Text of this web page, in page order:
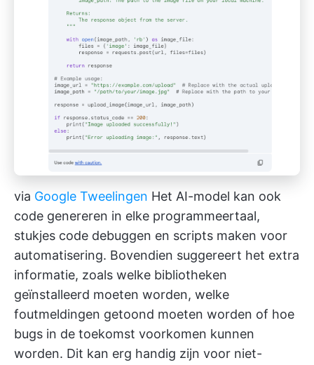
via Google Tweelingen Het AI-model kan ook
code genereren in elke programmeertaal,
stukjes code debuggen en scripts maken voor
automatisering. Bovendien suggereert het extra
informatie, zoals welke bibliotheken
geïnstalleerd moeten worden, welke
foutmeldingen getoond moeten worden of hoe
bugs in de toekomst voorkomen kunnen
worden. Dit kan erg handig zijn voor niet-